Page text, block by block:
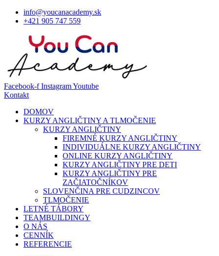
info@youcanacademy.sk
+421 905 747 559
Facebook-f InstagramYoutube
Kontakt
DOMOV
KURZY ANGLIČTINY A TLMOČENIE
KURZY ANGLIČTINY
FIREMNÉ KURZY ANGLIČTINY
INDIVIDUÁLNE KURZY ANGLIČTINY
ONLINE KURZY ANGLIČTINY
KURZY ANGLIČTINY PRE DETI
KURZY ANGLIČTINY PRE
ZAČIATOČNÍKOV
SLOVENČINA PRE CUDZINCOV
TLMOČENIE
LETNÉ TÁBORY
TEAMBUILDINGY
O NÁS
CENNÍK
REFERENCIE